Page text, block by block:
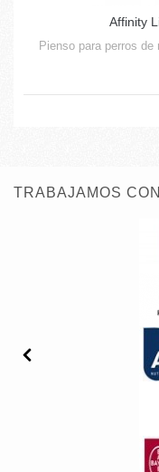
Affinity
Pienso para perros
TRABAJAMOS